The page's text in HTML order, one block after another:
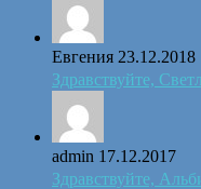
Евгения 23.12.2018
Здравствуйте,
admin 17.12.2017
Здравствуйте,